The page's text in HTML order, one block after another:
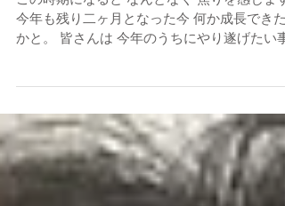
2018年
かと。 皆さんは 今年のうちにやり遂げたい事
は ありますか？？ 私は 12月に有終の美を飾り
たいです！笑 11月に予定してる イベントの成
功と...